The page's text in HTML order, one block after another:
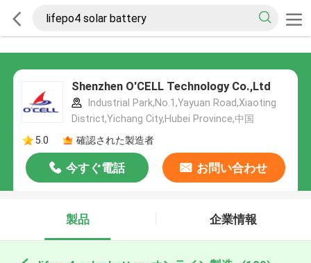
Shenzhen O'CELL Technology Co.,Ltd
Industrial Park,No.1,Yayuan Road,Xiaoting
District,Yichang City,Hubei Province,中国
5.0
確認された製造者
今すぐ電話 お問い合わせ
製品 企業情報